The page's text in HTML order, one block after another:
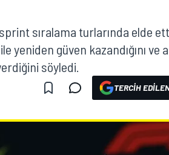
sıralama turlarında elde
yeniden güven kazandığını ve
söyledi.
TERCIH